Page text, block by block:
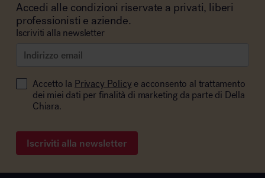
Accedi alle condizioni riservate a privati, liberi
professionisti e aziende.
Iscriviti alla newsletter
Accetto la Privacy Policy e acconsento al trattamento
dei miei dati per finalità di marketing da parte di Della
Chiara.
Iscriviti alla newsletter